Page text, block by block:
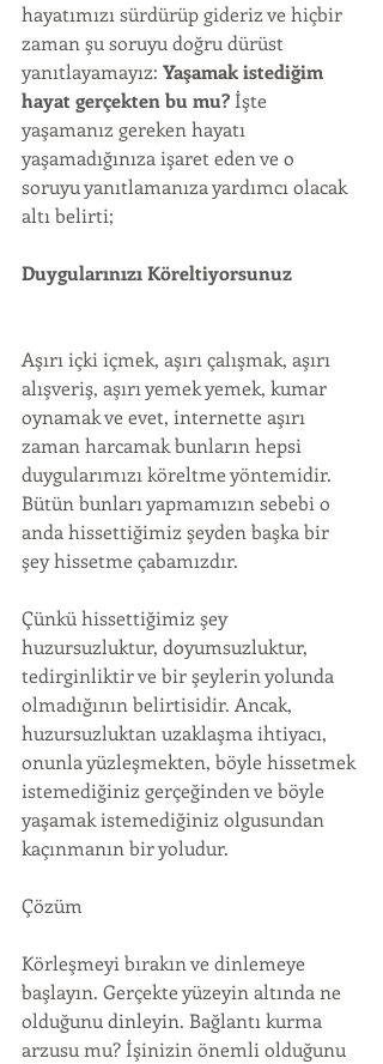
hayatımızı sürdürüp gideriz ve hiçbir
zaman şu soruyu doğru dürüst
yanıtlayamayız: Yaşamak istediğim
hayat gerçekten bu mu? İşte
yaşamanız gereken hayatı
yaşamadığınıza işaret eden ve o
soruyu yanıtlamanıza yardımcı olacak
altı belirti;
Duygularınızı Köreltiyorsunuz
Aşırı içki içmek, aşırı çalışmak, aşırı
alışveriş, aşırı yemek yemek, kumar
oynamak ve evet, internette aşırı
zaman harcamak bunların hepsi
duygularımızı köreltme yöntemidir.
Bütün bunları yapmamızın sebebi o
anda hissettiğimiz şeyden başka bir
şey hissetme çabamızdır.
Çünkü hissettiğimiz şey
huzursuzluktur, doyumsuzluktur,
tedirginliktir ve bir şeylerin yolunda
olmadığının belirtisidir. Ancak,
huzursuzluktan uzaklaşma ihtiyacı,
onunla yüzleşmekten, böyle hissetmek
istemediğiniz gerçeğinden ve böyle
yaşamak istemediğiniz olgusundan
kaçınmanın bir yoludur.
Çözüm
Körleşmeyi bırakın ve dinlemeye
başlayın. Gerçekte yüzeyin altında ne
olduğunu dinleyin. Bağlantı kurma
arzusu mu? İşinizin önemli olduğunu